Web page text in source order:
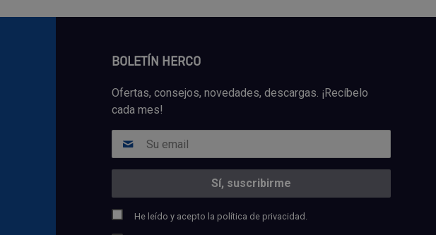
BOLETÍN HERCO
Ofertas, consejos, novedades, descargas. ¡Recíbelo
cada mes!
He leído y acepto la política de privacidad.